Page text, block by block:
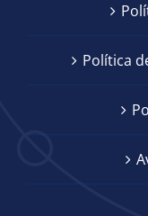
Política